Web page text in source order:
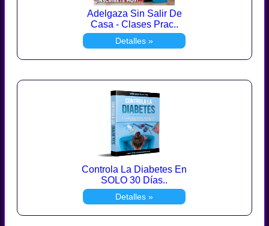
Adelgaza Sin Salir De
Casa - Clases Prac..
Detalles »
Controla La Diabetes En
SOLO 30 Días..
Detalles »